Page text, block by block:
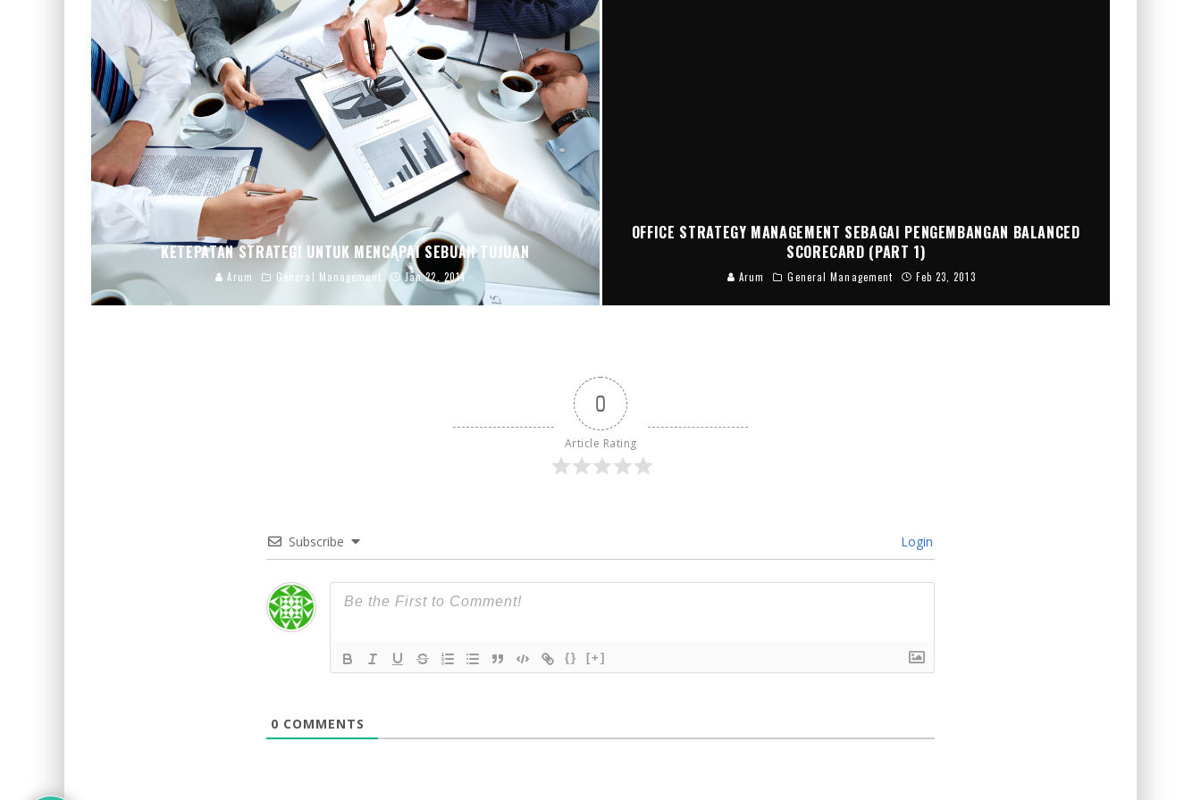
KETEPATAN STRATEGI UNTUK MENCAPAI SEBUAH TUJUAN
Arum General Management Jan 22, 2014
OFFICE STRATEGY MANAGEMENT SEBAGAI PENGEMBANGAN BALANCED
SCORECARD (PART 1)
Arum General Management Feb 23, 2013
0
Article Rating
Subscribe Login
{} [+]
0 COMMENTS